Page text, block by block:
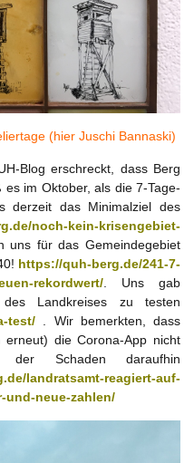
(hier Juschi Bannaski)
Blog erschreckt, dass Berg
es im Oktober, als die 7-Tage-
derzeit das Minimalziel des
noch-kein-krisengebiet-
uns für das Gemeindegebiet
https://quh-berg.de/241-7-
rekordwert/ . Uns gab
Landkreises zu testen
test/ . Wir bemerkten, dass
die Corona-App nicht
der Schaden daraufhin
landratsamt-reagiert-auf-
und-neue-zahlen/